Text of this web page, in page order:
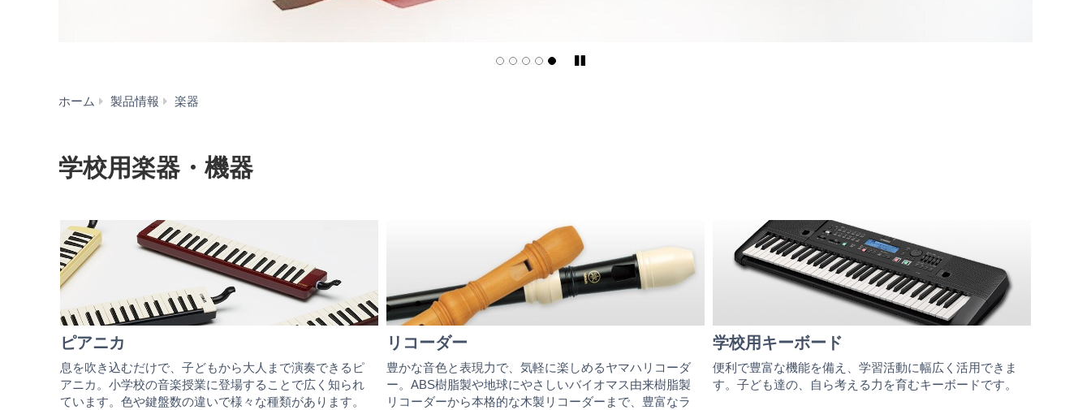
Pause/Play
ホーム 製品情報 楽器
器・
学校用楽器・機器
ピアニカ
息を吹き込むだけで、子どもから大人まで演奏できるピ
アニカ。小学校の音楽授業に登場することで広く知られ
ています。色や鍵盤数の違いで様々な種類があります。
リコーダー
豊かな音色と表現力で、気軽に楽しめるヤマハリコーダ
ー。ABS樹脂製や地球にやさしいバイオマス由来樹脂製
リコーダーから本格的な木製リコーダーまで、豊富なラ
学校用キーボード
便利で豊富な機能を備え、学習活動に幅広く活用できま
す。子ども達の、自ら考える力を育むキーボードです。